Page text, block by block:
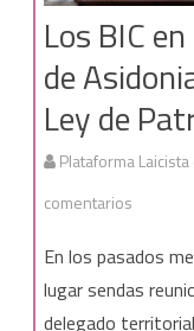
Los BIC
de
Ley de
Plataforma
comentarios
BIC
en
En los pasados
lugar sendas
delegado